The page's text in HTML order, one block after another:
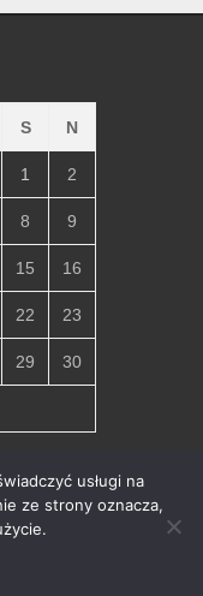
S N
1 2
8 9
15 16
22 23
29 30
w Chłapowie
i polityka
usługi na
ze strony oznacza,